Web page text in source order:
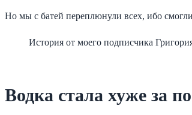
Но мы с батей переплюнули всех, ибо
История от моего подписчика
Водка стала хуже за